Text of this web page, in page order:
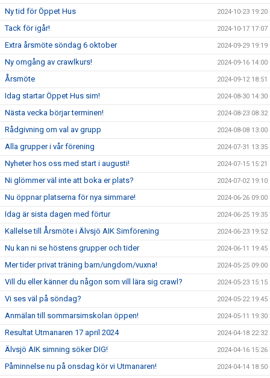
Ny tid för Öppet Hus 2024-10-23 19:20
Tack för igår! 2024-10-17 17:07
Extra årsmöte söndag 6 oktober 2024-09-29 19:19
Ny omgång av crawlkurs! 2024-09-16 14:00
Årsmöte 2024-09-12 18:51
Idag startar Öppet Hus sim! 2024-08-30 14:30
Nästa vecka börjar terminen! 2024-08-23 08:32
Rådgivning om val av grupp 2024-08-08 13:00
Alla grupper i vår förening 2024-07-31 13:35
Nyheter hos oss med start i augusti! 2024-07-15 15:21
Ni glömmer väl inte att boka er plats? 2024-07-02 19:10
Nu öppnar platserna för nya simmare! 2024-06-26 09:00
Idag är sista dagen med förtur 2024-06-25 19:35
Kallelse till Årsmöte i Älvsjö AIK Simförening 2024-06-23 19:52
Nu kan ni se höstens grupper och tider 2024-06-11 19:45
Mer tider privat träning barn/ungdom/vuxna! 2024-05-25 09:00
Vill du eller känner du någon som vill lära sig crawl? 2024-05-23 15:15
Vi ses väl på söndag? 2024-05-22 19:45
Anmälan till sommarsimskolan öppen! 2024-05-11 19:30
Resultat Utmanaren 17 april 2024 2024-04-18 22:32
Älvsjö AIK simning söker DIG! 2024-04-16 15:26
Påminnelse nu på onsdag kör vi Utmanaren! 2024-04-14 18:50